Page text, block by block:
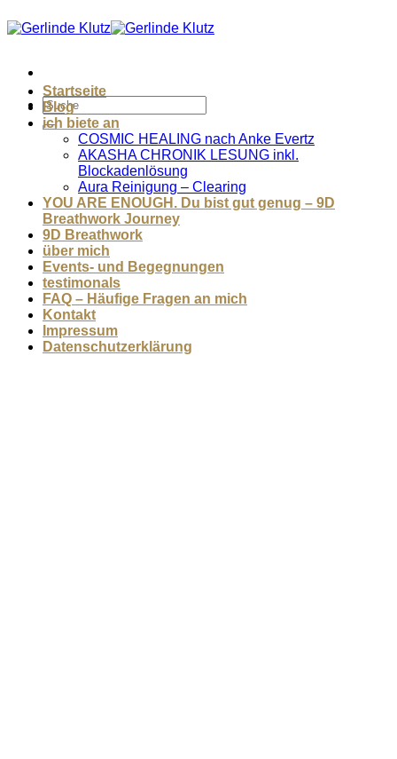
Inhalt
Startseite
Blog
ich biete an
COSMIC HEALING nach Anke Evertz
AKASHA CHRONIK LESUNG inkl.
Blockadenlösung
Aura Reinigung – Clearing
YOU ARE ENOUGH. Du bist gut genug – 9D
Breathwork Journey
9D Breathwork
über mich
Events- und Begegnungen
testimonals
FAQ – Häufige Fragen an mich
Kontakt
Impressum
Datenschutzerklärung